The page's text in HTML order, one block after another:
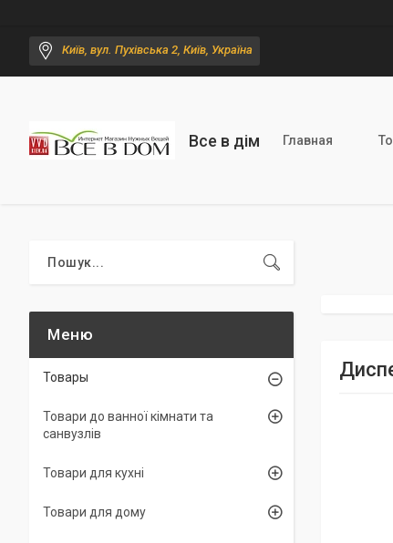
Київ, вул. Пухівська 2, Київ, Україна
Все в дім Главная
Товары
Товари до ванної кімнати та
санвузлів
Товари для кухні
Товари для дому